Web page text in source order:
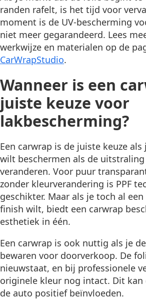
randen rafelt, is het tijd voor
moment is de UV-bescherming
niet meer gegarandeerd. Lees
werkwijze en materialen op de
CarWrapStudio.
Wanneer is een
juiste keuze voor
lakbescherming?
Een carwrap is de juiste keuze als
wilt beschermen als de
veranderen. Voor puur
zonder kleurverandering is PPF
geschikter. Maar als je toch al
finish wilt, biedt een carwrap
esthetiek in één.
Een carwrap is ook nuttig als je
bewaren voor doorverkoop. De
nieuwstaat, en bij professionele
originele kleur nog intact. Dit kan
de auto positief beïnvloeden.